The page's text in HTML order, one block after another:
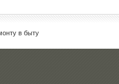
в быту